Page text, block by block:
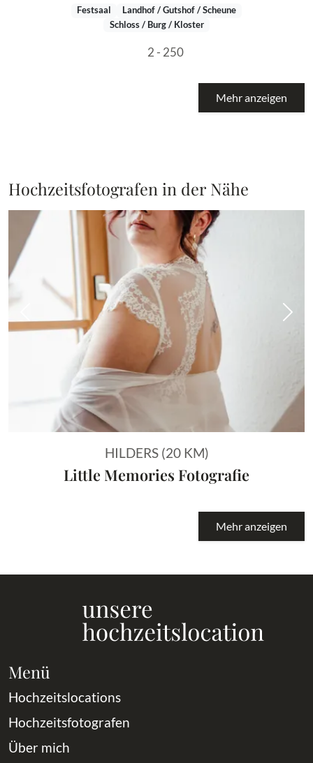
Festsaal
Landhof / Gutshof / Scheune
Schloss / Burg / Kloster
2 - 250
Mehr anzeigen
Hochzeitsfotografen in der Nähe
Vorheriges Bild
HILDERS (20 KM)
Little Memories Fotografie
Mehr anzeigen
Menü
Hochzeitslocations
Hochzeitsfotografen
Über mich